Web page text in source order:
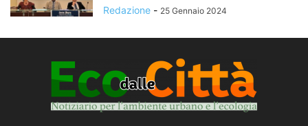
Redazione - 25 Gennaio 2024